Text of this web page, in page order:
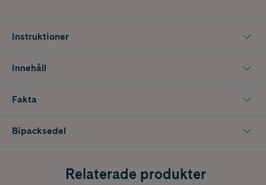
Instruktioner
Innehåll
Fakta
Bipacksedel
Relaterade produkter